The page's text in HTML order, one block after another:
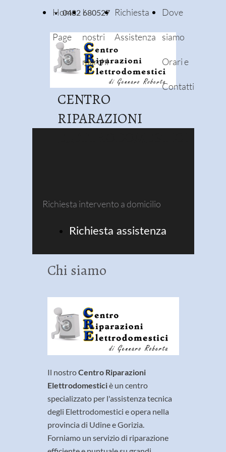
CENTRO
RIPARAZIONI
0432 680527
Home
Page
I
nostri
marchi
Richiesta
Assistenza
Dove
siamo
Orari e
Contatti
Richiesta intervento a domicilio
Richiesta assistenza
Chi siamo
Il nostroCentro Riparazioni
Elettrodomesticiè un centro
specializzato per l'assistenza tecnica
degli Elettrodomestici e opera nella
provincia di Udine e Gorizia.
Forniamo un servizio di riparazione